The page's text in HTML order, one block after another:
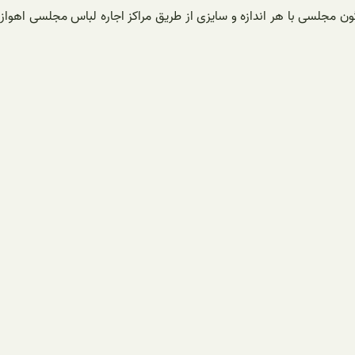
مجلسی با هر اندازه و سایزی از طریق مراکز اجاره لباس مجلسی اهواز